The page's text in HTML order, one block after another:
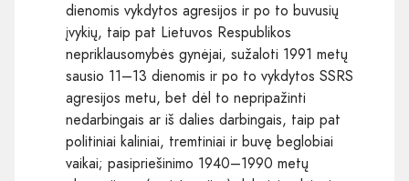
dienomis vykdytos agresijos ir po to buvusių
įvykių, taip pat Lietuvos Respublikos
nepriklausomybės gynėjai, sužaloti 1991 metų
sausio 11–13 dienomis ir po to vykdytos SSRS
agresijos metu, bet dėl to nepripažinti
nedarbingais ar iš dalies darbingais, taip pat
politiniai kaliniai, tremtiniai ir buvę beglobiai
vaikai; pasipriešinimo 1940–1990 metų